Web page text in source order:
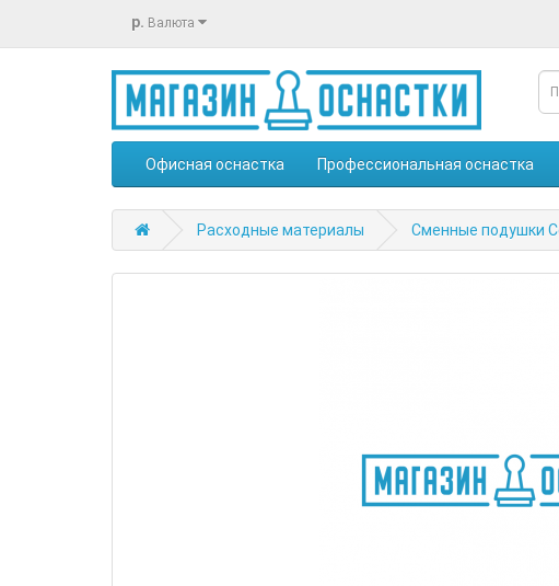
р. Валюта
Офисная оснастка Профессиональная оснастка
Расходные материалы Сменные подушки